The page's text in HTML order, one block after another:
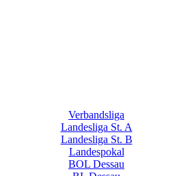
Verbandsliga
Landesliga St. A
Landesliga St. B
Landespokal
BOL Dessau